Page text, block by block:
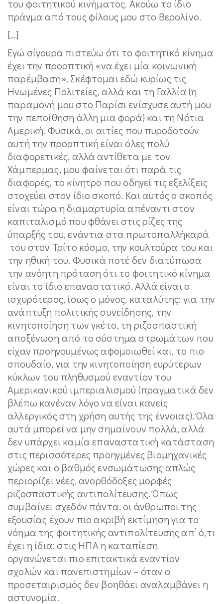
του φοιτητικού κινήματος. Ακούω το ίδιο
πράγμα από τους φίλους μου στο Βερολίνο.
[…]
Εγώ σίγουρα πιστεύω ότι το φοιτητικό κίνημα
έχει την προοπτική «να έχει μία κοινωνική
παρέμβαση». Σκέφτομαι εδώ κυρίως τις
Ηνωμένες Πολιτείες, αλλά και τη Γαλλία (η
παραμονή μου στο Παρίσι ενίσχυσε αυτή μου
την πεποίθηση άλλη μια φορά) και τη Νότια
Αμερική. Φυσικά, οι αιτίες που πυροδοτούν
αυτή την προοπτική είναι όλες πολύ
διαφορετικές, αλλά αντίθετα με τον
Χάμπερμας, μου φαίνεται ότι παρά τις
διαφορές, το κίνητρο που οδηγεί τις εξελίξεις
στοχεύει στον ίδιο σκοπό. Και αυτός ο σκοπός
είναι τώρα η διαμαρτυρία απέναντι στον
καπιταλισμό που φθάνει στις ρίζες της
ύπαρξής του, ενάντια στα πρωτοπαλλήκαρά
του στον Τρίτο κόσμο, την κουλτούρα του και
την ηθική του. Φυσικά ποτέ δεν διατύπωσα
την ανόητη πρόταση ότι το φοιτητικό κίνημα
είναι το ίδιο επαναστατικό. Αλλά είναι ο
ισχυρότερος, ίσως ο μόνος, καταλύτης: για την
ανάπτυξη πολιτικής συνείδησης, την
κινητοποίηση των γκέτο, τη ριζοσπαστική
αποξένωση από το σύστημα στρωμάτων που
είχαν προηγουμένως αφομοιωθεί και, το πιο
σπουδαίο, για την κινητοποίηση ευρύτερων
κύκλων του πληθυσμού εναντίον του
Αμερικανικού ιμπεριαλισμού (πραγματικά δεν
βλέπω κανέναν λόγο να είναι κανείς
αλλεργικός στη χρήση αυτής της έννοιας). Όλα
αυτά μπορεί να μην σημαίνουν πολλά, αλλά
δεν υπάρχει καμία επαναστατική κατάσταση
στις περισσότερες προηγμένες βιομηχανικές
χώρες και ο βαθμός ενσωμάτωσης απλώς
περιορίζει νέες, ανορθόδοξες μορφές
ριζοσπαστικής αντιπολίτευσης. Όπως
συμβαίνει σχεδόν πάντα, οι άνθρωποι της
εξουσίας έχουν πιο ακριβή εκτίμηση για το
νόημα της φοιτητικής αντιπολίτευσης απ’ ό,τι
έχει η ίδια: στις ΗΠΑ η καταπίεση
οργανώνεται πιο επιτακτικά εναντίον
σχολών και πανεπιστημίων – όταν ο
προσεταιρισμός δεν βοηθάει αναλαμβάνει η
αστυνομία.